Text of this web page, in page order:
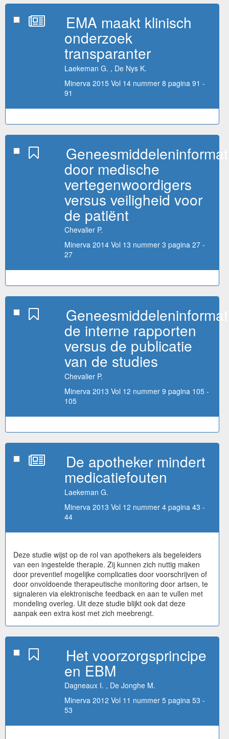
EMA maakt klinisch
onderzoek
transparanter
Laekeman G. , De Nys K.
Minerva 2015 Vol 14 nummer 8 pagina 91 -
91
door medische
vertegenwoordigers
versus veiligheid voor
de patiënt
Chevalier P.
Minerva 2014 Vol 13 nummer 3 pagina 27 -
27
de interne rapporten
versus de publicatie
van de studies
Chevalier P.
Minerva 2013 Vol 12 nummer 9 pagina 105 -
105
De apotheker mindert
medicatiefouten
Laekeman G.
Minerva 2013 Vol 12 nummer 4 pagina 43 -
44
Deze studie wijst op de rol van apothekers als begeleiders
van een ingestelde therapie. Zij kunnen zich nuttig maken
door preventief mogelijke complicaties door voorschrijven of
door onvoldoende therapeutische monitoring door artsen, te
signaleren via elektronische feedback en aan te vullen met
mondeling overleg. Uit deze studie blijkt ook dat deze
aanpak een extra kost met zich meebrengt.
Het voorzorgsprincipe
en EBM
Dagneaux I. , De Jonghe M.
Minerva 2012 Vol 11 nummer 5 pagina 53 -
53